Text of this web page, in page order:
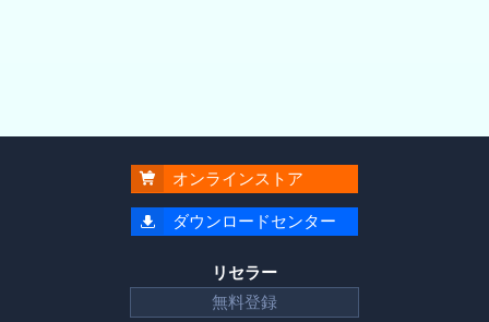
 オンラインストア
 ダウンロードセンター
リセラー
無料登録